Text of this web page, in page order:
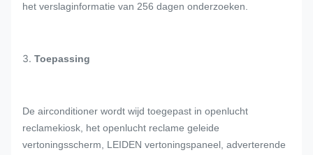
het verslaginformatie van 256 dagen onderzoeken.
3. Toepassing
De airconditioner wordt wijd toegepast in openlucht
reclamekiosk, het openlucht reclame geleide
vertoningsscherm, LEIDEN vertoningspaneel, adverterende